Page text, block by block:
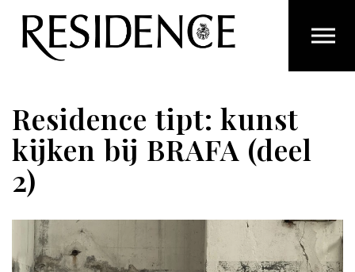
Overslaan en ga direct naar de inhoud
Residence tipt: kunst
kijken bij BRAFA (deel
2)